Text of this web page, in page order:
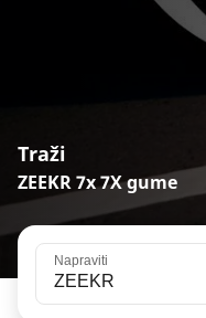
Traži
ZEEKR 7x 7X gume
Napraviti
ZEEKR